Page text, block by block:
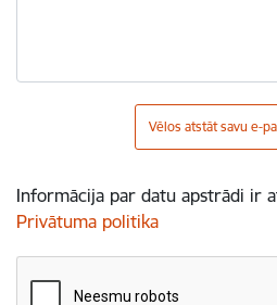
Vēlos atstāt savu e-
Informācija par datu apstrādi ir
Privātuma politika